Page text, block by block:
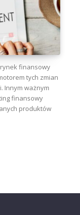
finansowy
tych zmian
Innym ważnym
finansowy
produktów